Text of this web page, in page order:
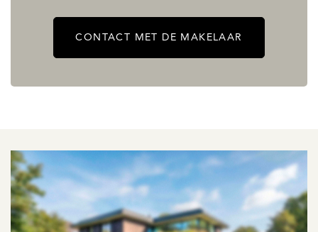
CONTACT MET DE MAKELAAR